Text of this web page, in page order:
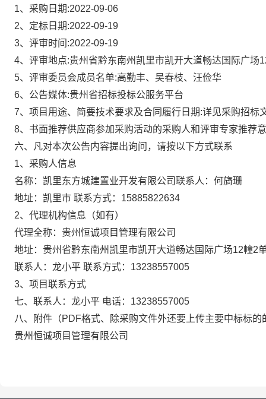
1、采购日期:2022-09-06
2、定标日期:2022-09-19
3、评审时间:2022-09-19
4、评审地点:贵州省黔东南州凯里市凯开大道畅达国际广场
5、评审委员会成员名单:高勤丰、吴春枝、汪俭华
6、公告媒体:贵州省招标投标公服务平台
7、项目用途、简要技术要求及合同履行日期:详见采购招标
8、书面推荐供应商参加采购活动的采购人和评审专家推荐
六、凡对本次公告内容提出询问，请按以下方式联系
1、采购人信息
名称： 凯里东方城建置业开发有限公司联系人：何旖珊
地址：凯里市 联系方式： 15885822634
2、代理机构信息（如有）
代理全称：贵州恒诚项目管理有限公司
地址：贵州省黔东南州凯里市凯开大道畅达国际广场12幢2
联系人：龙小平 联系方式： 13238557005
3、项目联系方式
七、 联系人：龙小平 电话： 13238557005
八、
附件（PDF格式、除采购文件外还要上传主要中标标
贵州恒诚项目管理有限公司